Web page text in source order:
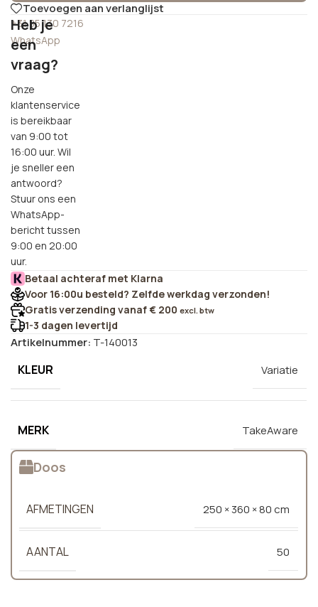
Toevoegen aan verlanglijst
+31 85 130 7216
WhatsApp
Heb je
een
vraag?
Onze
klantenservice
is bereikbaar
van 9:00 tot
16:00 uur. Wil
je sneller een
antwoord?
Stuur ons een
WhatsApp-
bericht tussen
9:00 en 20:00
uur.
Betaal achteraf met Klarna
Voor 16:00u besteld? Zelfde werkdag verzonden!
Gratis verzending vanaf € 200 excl. btw
1-3 dagen levertijd
Artikelnummer: T-140013
KLEUR Variatie
MERK TakeAware
Doos
AFMETINGEN 250 × 360 × 80 cm
AANTAL 50